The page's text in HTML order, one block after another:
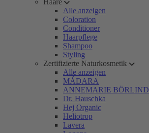
Haare
Alle anzeigen
Coloration
Conditioner
Haarpflege
Shampoo
Styling
Zertifizierte Naturkosmetik
Alle anzeigen
MÁDARA
ANNEMARIE BÖRLIND
Dr. Hauschka
Hej Organic
Heliotrop
Lavera